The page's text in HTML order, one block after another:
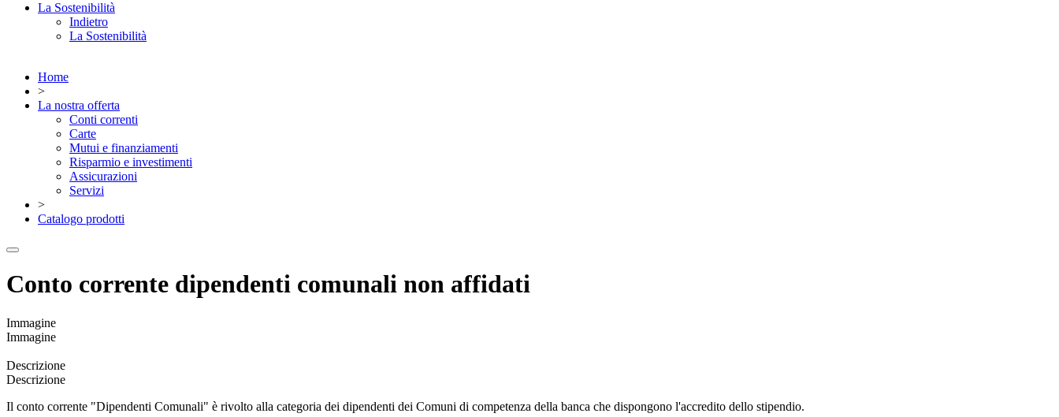
La Sostenibilità
Indietro
La Sostenibilità
Home
>
La nostra offerta
Conti correnti
Carte
Mutui e finanziamenti
Risparmio e investimenti
Assicurazioni
Servizi
>
Catalogo prodotti
Conto corrente dipendenti comunali non affidati
Immagine
Immagine
Descrizione
Descrizione
Il conto corrente "Dipendenti Comunali" è rivolto alla categoria dei dipendenti dei Comuni di competenza della banca che dispongono l'accredito dello stipendio.